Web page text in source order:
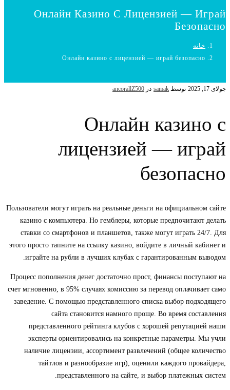
Онлайн Казино С Лицензией — Играй
Безопасно
خانه
Онлайн казино с лицензией — играй безопасно
جولای 17, 2025 توسط samak در ancorallZ500
Онлайн казино с
лицензией — играй
безопасно
Пользователи могут играть на реальные деньги на официальном сайте
казино с компьютера. Но гемблеры, которые предпочитают делать
ставки со смартфонов и планшетов, также могут играть 24/7. Для
этого просто тапните на ссылку казино, войдите в личный кабинет и
играйте на рубли в лучших клубах с гарантированным выводом.
Процесс пополнения денег достаточно прост, финансы поступают на
счет мгновенно, в 95% случаях комиссию за перевод оплачивает само
заведение. С помощью представленного списка выбор подходящего
сайта становится намного проще. Во время составления
представленного рейтинга клубов с хорошей репутацией наши
эксперты ориентировались на конкретные параметры. Мы учли
наличие лицензии, ассортимент развлечений (общее количество
тайтлов и разнообразие игр), оценили каждого провайдера,
представленного на сайте, и выбор платежных систем.